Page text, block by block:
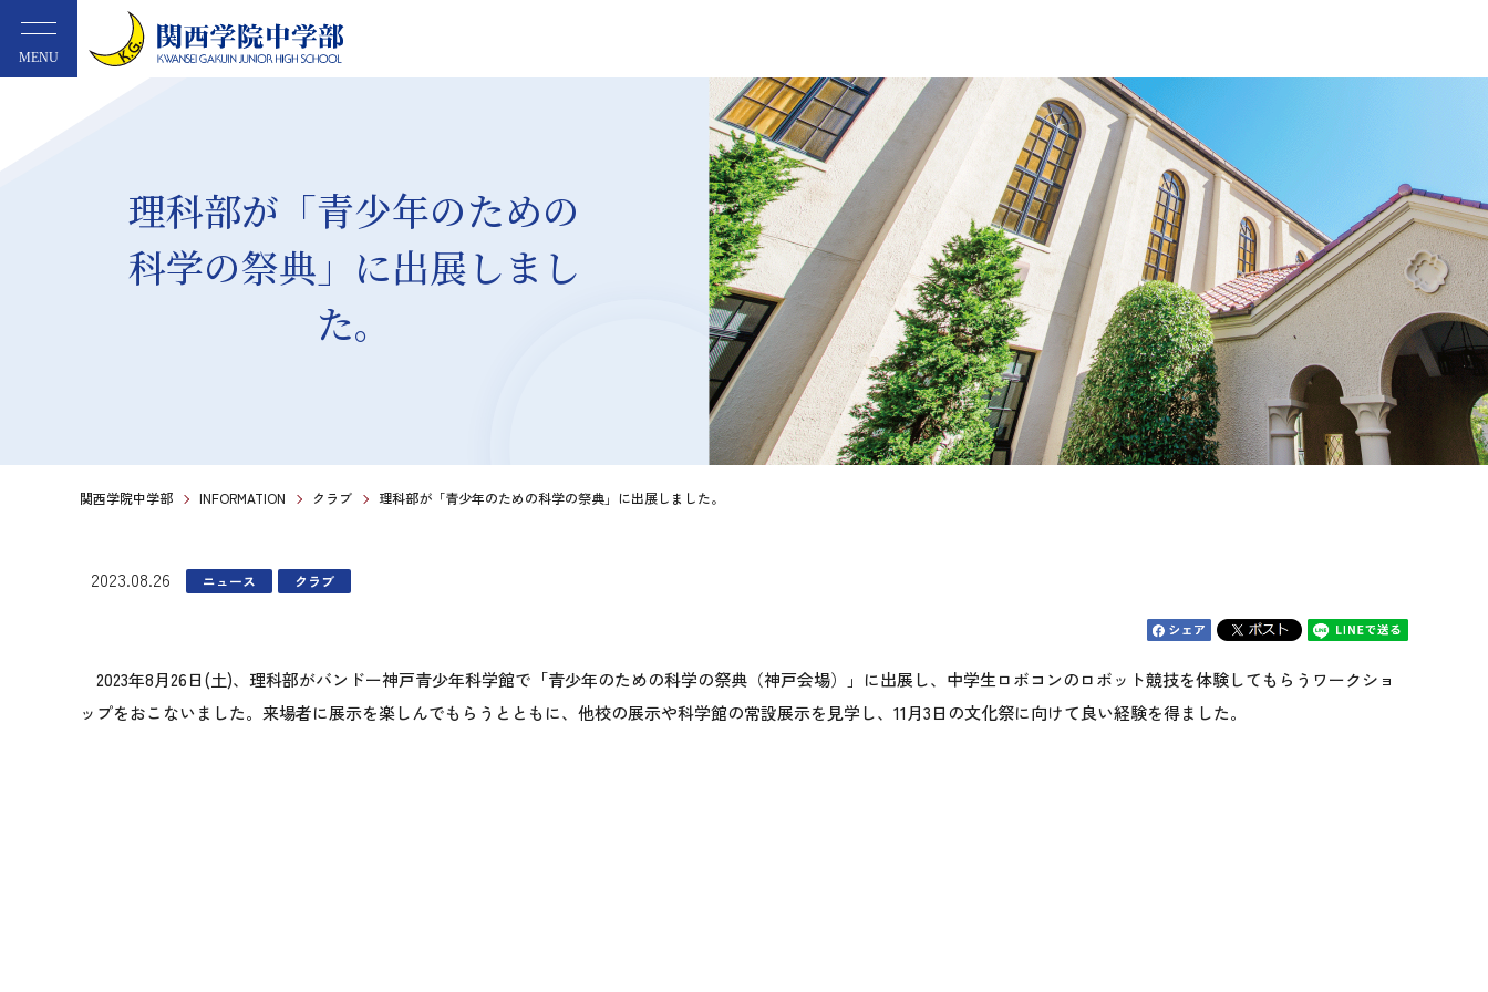
MENU
理科部が「青少年のための
科学の祭典」に出展しまし
た。
関西学院中学部 INFORMATION クラブ 理科部が「青少年のための科学の祭典」に出展しました。
2023.08.26 ニュース クラブ
2023年8月26日(土)、理科部がバンドー神戸青少年科学館で「青少年のための科学の祭典（神戸会場）」に出展し、中学生ロボコンのロボット競技を体験してもらうワークショ
ップをおこないました。来場者に展示を楽しんでもらうとともに、他校の展示や科学館の常設展示を見学し、11月3日の文化祭に向けて良い経験を得ました。